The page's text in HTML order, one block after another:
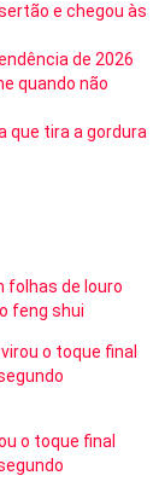
e chegou às
de 2026
quando não
que tira a gordura
folhas de louro
feng shui
o toque final
o toque final